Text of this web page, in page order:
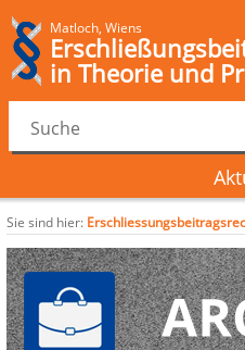
Matloch, Wiens
in Theorie und
Sie sind hier: